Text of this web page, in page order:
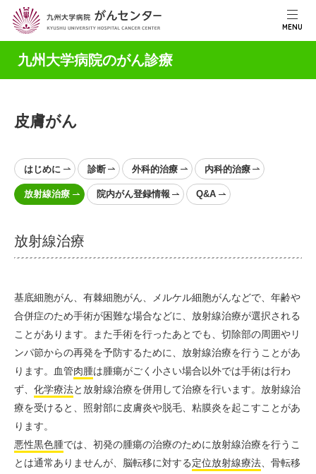
MENU
九州大学病院のがん診療
皮膚がん
はじめに 診断 外科的治療 内科的治療
放射線治療 院内がん登録情報 Q&A
放射線治療
基底細胞がん、有棘細胞がん、メルケル細胞がんなどで、年齢や
合併症のため手術が困難な場合などに、放射線治療が選択される
ことがあります。また手術を行ったあとでも、切除部の周囲やリ
ンパ節からの再発を予防するために、放射線治療を行うことがあ
ります。血管肉腫は腫瘍がごく小さい場合以外では手術は行わ
ず、 化学療法と放射線治療を併用して治療を行います。放射線治
療を受けると、照射部に皮膚炎や脱毛、粘膜炎を起こすことがあ
ります。
悪性黒色腫では、初発の腫瘍の治療のために放射線治療を行うこ
とは通常ありませんが、脳転移に対する定位放射線療法 、骨転移